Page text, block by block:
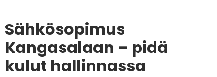
Sähkösopimus
Kangasalaan – pidä
kulut hallinnassa